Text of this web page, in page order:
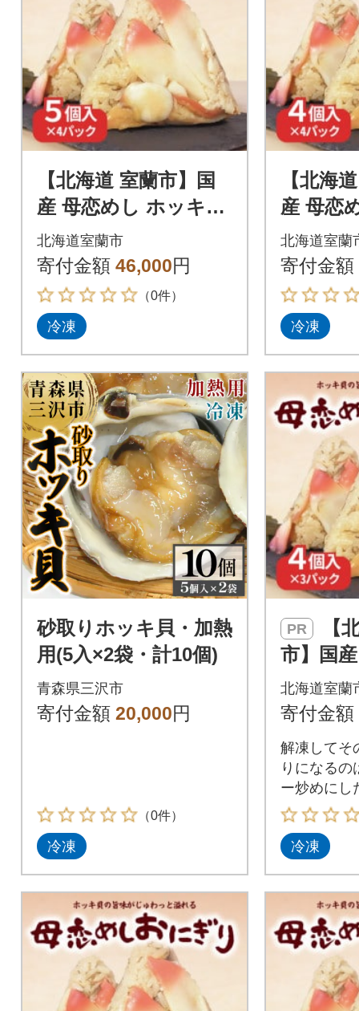
【北海道 室蘭市】国
産 母恋めし ホッキ貝
の炊き込みご飯のお
にぎり(冷凍)5個入り×
4パック
北海道室蘭市
寄付金額 46,000円
（0件）
冷凍
【北海
産 母恋
の炊き
にぎり(
4パック
北海道室蘭
寄付金額
冷凍
砂取りホッキ貝・加熱
用(5入×2袋・計10個)
青森県三沢市
寄付金額 20,000円
（0件）
冷凍
PR
市】国
ッキ貝
飯のお
北海道室蘭
寄付金額
解凍してそ
りになるの
ー炒めにし
りとアレン
冷凍